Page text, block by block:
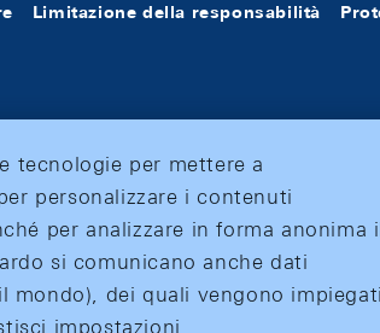
Limitazione della responsabilità
tecnologie per mettere a
personalizzare i contenuti
per analizzare in forma anonima
si comunicano anche dati
dei quali vengono impiegati
impostazioni.